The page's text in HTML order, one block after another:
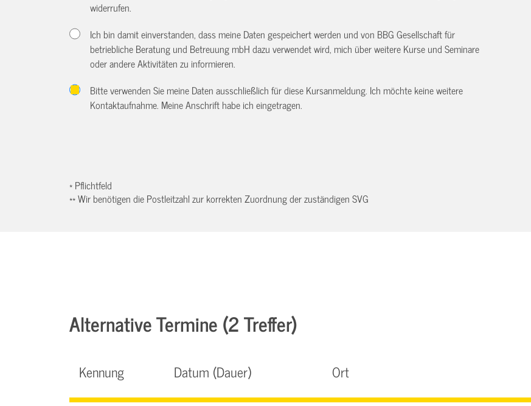
widerrufen.
Ich bin damit einverstanden, dass meine Daten gespeichert werden und von BBG Gesellschaft für
betriebliche Beratung und Betreuung mbH dazu verwendet wird, mich über weitere Kurse und Seminare
oder andere Aktivitäten zu informieren.
Bitte verwenden Sie meine Daten ausschließlich für diese Kursanmeldung. Ich möchte keine weitere
Kontaktaufnahme. Meine Anschrift habe ich eingetragen.
* Pflichtfeld
** Wir benötigen die Postleitzahl zur korrekten Zuordnung der zuständigen SVG
Alternative Termine (2 Treffer)
Kennung Datum (Dauer) Ort